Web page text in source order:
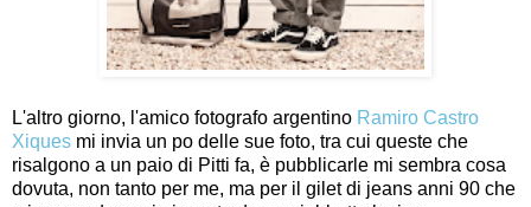
L'altro giorno, l'amico fotografo argentino Ramiro Castro
Xiques mi invia un po delle sue foto, tra cui queste che
risalgono a un paio di Pitti fa, è pubblicarle mi sembra cosa
dovuta, non tanto per me, ma per il gilet di jeans anni 90 che